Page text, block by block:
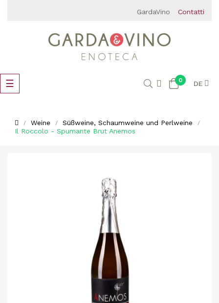
GardaVino Contatti
Umschalten
der
☰ 0 DE
Weine
Süßweine, Schaumweine und Perlweine
Il Roccolo - Spumante Brut Anemos